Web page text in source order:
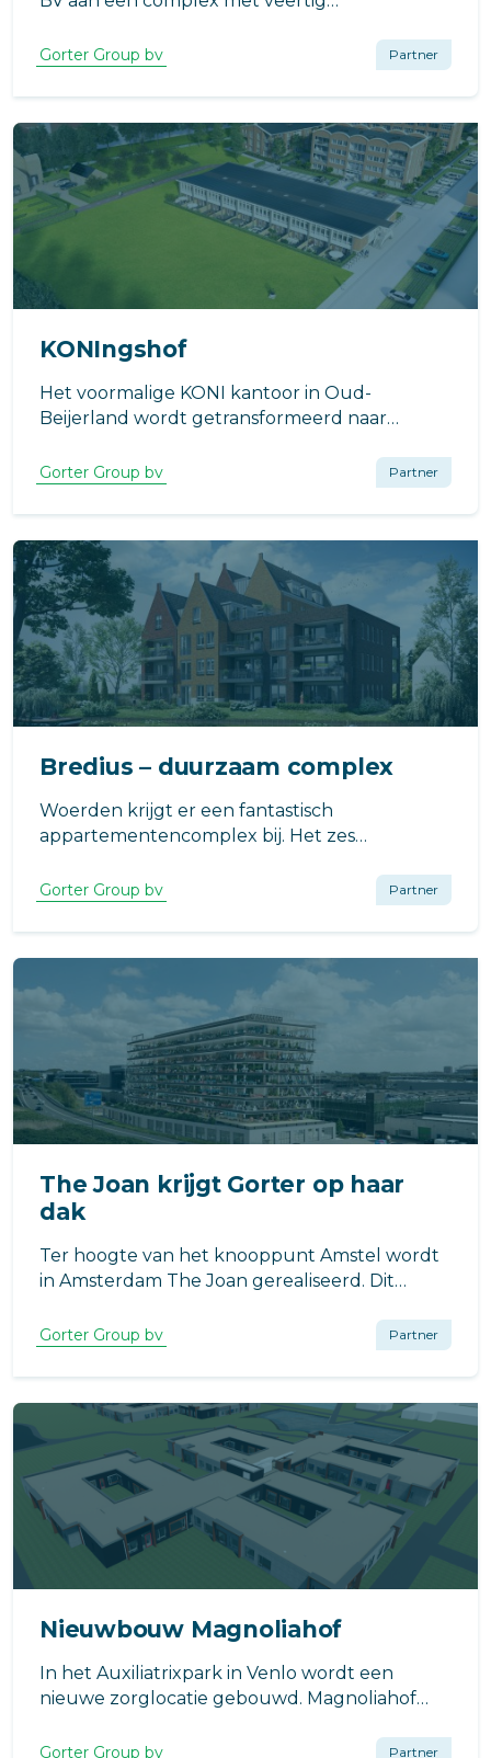
ontwerp van Dittmar Architecten uit
Amsterdam, bestaat uit vijf woonlagen.
Gorter Group bv Partner
KONIngshof
Het voormalige KONI kantoor in Oud-
Beijerland wordt getransformeerd naar
Gorter Group bv Partner
Bredius – duurzaam complex
Woerden krijgt er een fantastisch
appartementencomplex bij. Het zes
prachtige ligging: direct aan de oude Rijn en
tegenover Landgoed Bredius en ook het
ontwerp zelf is prachtig.
Gorter Group bv Partner
The Joan krijgt Gorter op haar
dak
Ter hoogte van het knooppunt Amstel wordt
in Amsterdam The Joan gerealiseerd. Dit
multifunctionele, flexibele multi-tenant
gebouw biedt straks ruimte aan creatieve
bedrijven.
Gorter Group bv Partner
Nieuwbouw Magnoliahof
In het Auxiliatrixpark in Venlo wordt een
nieuwe zorglocatie gebouwd. Magnoliahof
zorglocatie De Beerendonck in Venlo.
Gorter Group bv Partner